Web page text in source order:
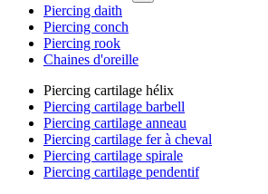
Piercing daith
Piercing conch
Piercing rook
Chaines d'oreille
Piercing cartilage hélix
Piercing cartilage barbell
Piercing cartilage anneau
Piercing cartilage fer à cheval
Piercing cartilage spirale
Piercing cartilage pendentif